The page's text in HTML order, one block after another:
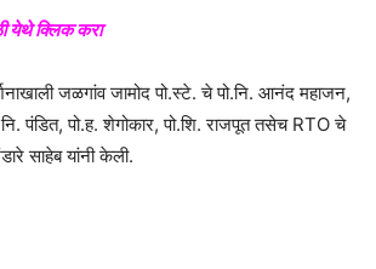
येथे क्लिक करा
जळगांव जामोद पो.स्टे. चे पो.नि. आनंद महाजन,
पंडित, पो.ह. शेगोकार, पो.शि. राजपूत तसेच RTO चे
साहेब यांनी केली.